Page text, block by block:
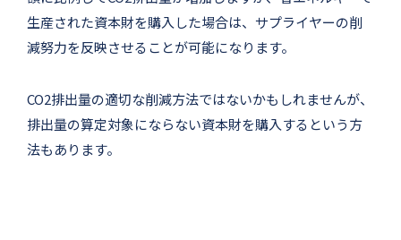
生産された資本財を購入した場合は、サプライヤーの削
減努力を反映させることが可能になります。
CO2排出量の適切な削減方法ではないかもしれませんが、
排出量の算定対象にならない資本財を購入するという方
法もあります。